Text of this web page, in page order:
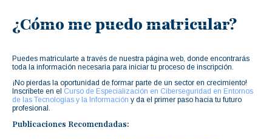
¿Cómo me puedo matricular?
Puedes matricularte a través de nuestra página web, donde encontrarás
toda la información necesaria para iniciar tu proceso de inscripción.
¡No pierdas la oportunidad de formar parte de un sector en crecimiento!
Inscríbete en el Curso de Especialización en Ciberseguridad en Entornos
de las Tecnologías y la Información y da el primer paso hacia tu futuro
profesional.
Publicaciones Recomendadas: